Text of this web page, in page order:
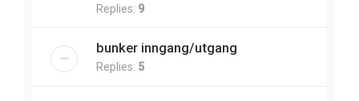
Replies: 9
bunker inngang/utgang
Replies: 5